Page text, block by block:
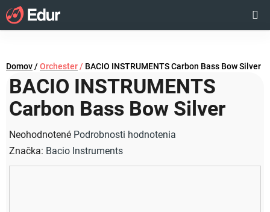
Prejsť
na
obsah
KOŠÍK
Domov/ Orchester / BACIO INSTRUMENTS Carbon Bass Bow Silver
BACIO INSTRUMENTS
Carbon Bass Bow Silver
Priemerné
hodnotenie
produktu
Neohodnotené Podrobnosti hodnotenia
Značka: Bacio Instruments